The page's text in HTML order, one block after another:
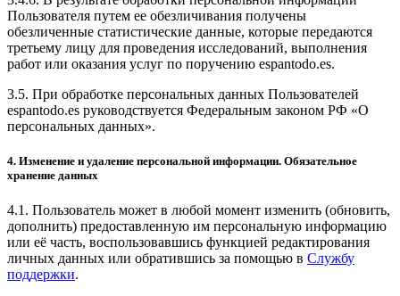
Пользователя путем ее обезличивания получены
обезличенные статистические данные, которые передаются
третьему лицу для проведения исследований, выполнения
работ или оказания услуг по поручению espantodo.es.
3.5. При обработке персональных данных Пользователей
espantodo.es руководствуется Федеральным законом РФ «О
персональных данных».
4. Изменение и удаление персональной информации. Обязательное
хранение данных
4.1. Пользователь может в любой момент изменить (обновить,
дополнить) предоставленную им персональную информацию
или её часть, воспользовавшись функцией редактирования
личных данных или обратившись за помощью в Службу
поддержки.